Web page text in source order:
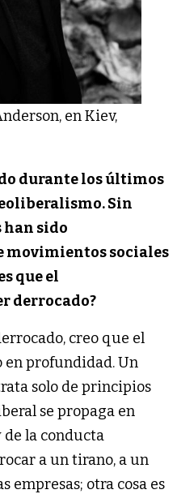
en Kiev,
durante los últimos
Sin
han sido
movimientos sociales
que el
derrocado?
creo que el
en profundidad. Un
solo de principios
se propaga en
la conducta
a un tirano, a un
empresas; otra cosa es